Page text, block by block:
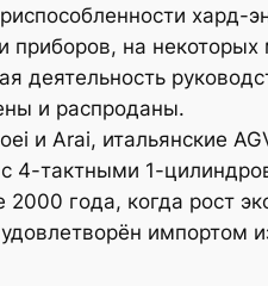
хард-
на некоторых
деятельность
и распроданы.
и Arai, итальянские
4-тактными 1-
2000 года, когда рост
импортом